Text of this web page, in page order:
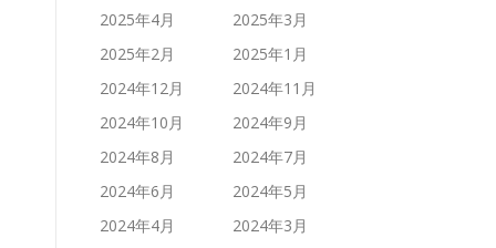
2025年4月
2025年3月
2025年2月
2025年1月
2024年12月
2024年11月
2024年10月
2024年9月
2024年8月
2024年7月
2024年6月
2024年5月
2024年4月
2024年3月